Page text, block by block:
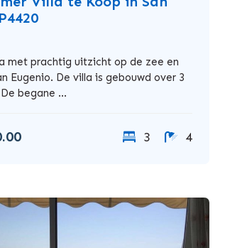
met prachtig uitzicht op de zee en
Eugenio. De villa is gebouwd over 3
begane ...
3 4